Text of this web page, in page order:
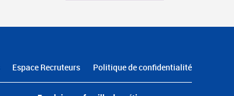
Espace Recruteurs Politique de confidentialité